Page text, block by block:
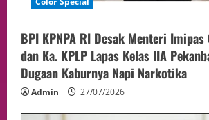
BPI KPNPA RI Desak Menteri Imipas
dan Ka. KPLP Lapas Kelas IIA
Dugaan Kaburnya Napi Narkotika
Admin 27/07/2026